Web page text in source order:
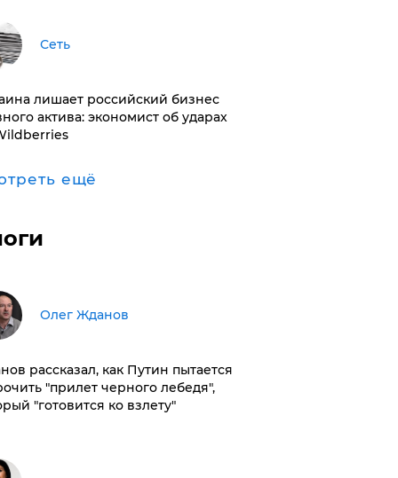
Сеть
лишает российский бизнес
актива: экономист об ударах
ещё
Олег Жданов
рассказал, как Путин пытается
"прилет черного лебедя",
"готовится ко взлету"